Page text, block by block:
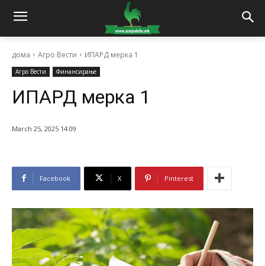
дома Агро Вести ИПАРД мерка 1
Агро Вести Финансирање
ИПАРД мерка 1
March 25, 2025 14:09
Facebook X Pinterest